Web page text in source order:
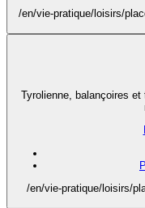
/en/vie-pratique/loisirs/
Tyrolienne, balançoires
/en/vie-pratique/loisirs/